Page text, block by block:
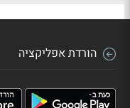
הורדת אפליקציה